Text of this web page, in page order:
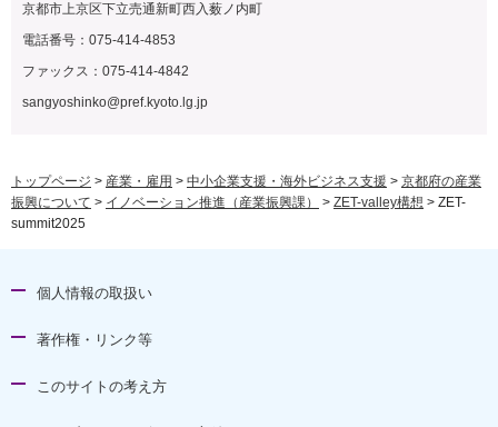
京都市上京区下立売通新町西入薮ノ内町
電話番号：075-414-4853
ファックス：075-414-4842
sangyoshinko@pref.kyoto.lg.jp
トップページ > 産業・雇用 > 中小企業支援・海外ビジネス支援 > 京都府の産業
振興について > イノベーション推進（産業振興課） > ZET-valley構想 > ZET-
summit2025
個人情報の取扱い
著作権・リンク等
このサイトの考え方